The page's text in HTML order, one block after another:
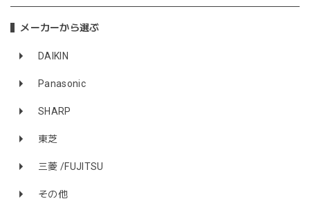
メーカーから選ぶ
DAIKIN
Panasonic
SHARP
東芝
三菱 /FUJITSU
その他